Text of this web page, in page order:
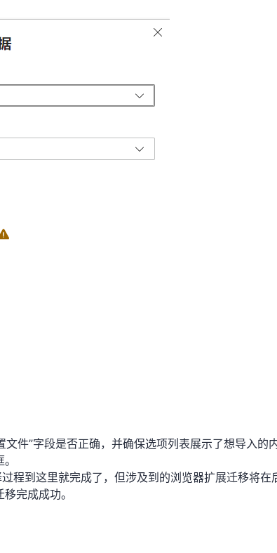
文件”字段是否正确，并确保选项列表展示了想导入的
过程到这里就完成了，但涉及到的浏览器扩展迁移将在
完成成功。